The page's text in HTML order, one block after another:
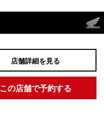
店舗詳細を見る
この店舗で予約する